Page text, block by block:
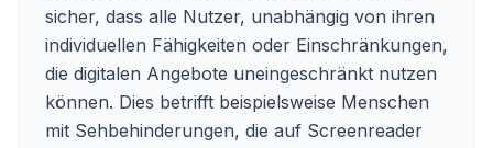
sicher, dass alle Nutzer, unabhängig von ihren
individuellen Fähigkeiten oder Einschränkungen,
die digitalen Angebote uneingeschränkt nutzen
können. Dies betrifft beispielsweise Menschen
mit Sehbehinderungen, die auf Screenreader